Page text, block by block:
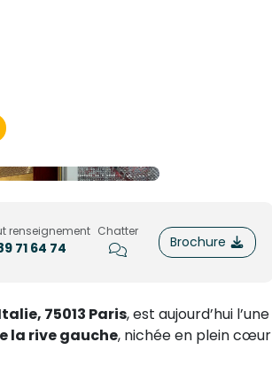
renseignement
71 64 74
Chatter
Brochure
75013 Paris, est aujourd’hui l’une
la rive gauche, nichée en plein cœur